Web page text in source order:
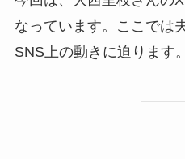
なっています。ここでは
SNS上の動きに迫ります。